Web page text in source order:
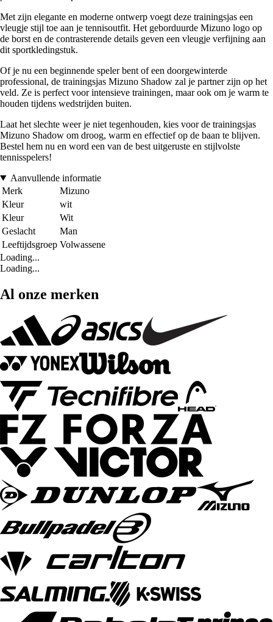
Met zijn elegante en moderne ontwerp voegt deze trainingsjas een
vleugje stijl toe aan je tennisoutfit. Het geborduurde Mizuno logo op
de borst en de contrasterende details geven een vleugje verfijning aan
dit sportkledingstuk.
Of je nu een beginnende speler bent of een doorgewinterde
professional, de trainingsjas Mizuno Shadow zal je partner zijn op het
veld. Ze is perfect voor intensieve trainingen, maar ook om je warm te
houden tijdens wedstrijden buiten.
Laat het slechte weer je niet tegenhouden, kies voor de trainingsjas
Mizuno Shadow om droog, warm en effectief op de baan te blijven.
Bestel hem nu en word een van de best uitgeruste en stijlvolste
tennisspelers!
Aanvullende informatie
Merk
Mizuno
Kleur
wit
Kleur
Wit
Geslacht
Man
Leeftijdsgroep Volwassene
Loading...
Loading...
Al onze merken